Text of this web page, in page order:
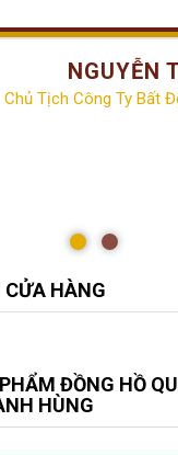
NGUYỄN
Chủ Tịch Công Ty Bất
HÀNG
ĐỒNG HỒ
HÙNG